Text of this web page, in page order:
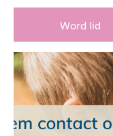
Word lid